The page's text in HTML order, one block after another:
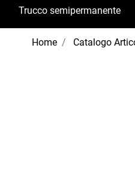
Trucco semipermanente
Home Catalogo